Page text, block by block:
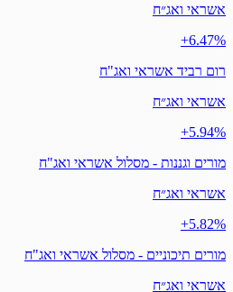
אשראי ואג״ח
‎+6.47%
רום רביד אשראי ואג"ח
אשראי ואג״ח
‎+5.94%
מורים וגננות - מסלול אשראי ואג"ח
אשראי ואג״ח
‎+5.82%
מורים תיכוניים - מסלול אשראי ואג"ח
אשראי ואג״ח